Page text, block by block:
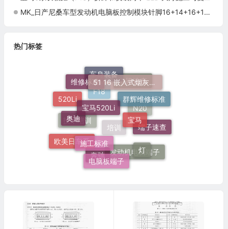
MK_日产尼桑车型发动机电脑板控制模块针脚16+14+16+18针5 端子图
热门标签
施工标准
电脑板端子
灯
宝马
宝马520Li
奥迪
欧美日车系
奔驰 发动机电脑端子
端子速查
群辉维修标准
51 16 嵌入式烟灰缸托架
维修标准
520Li
技术培训
培训
N20
电路速查
车身装备
F18